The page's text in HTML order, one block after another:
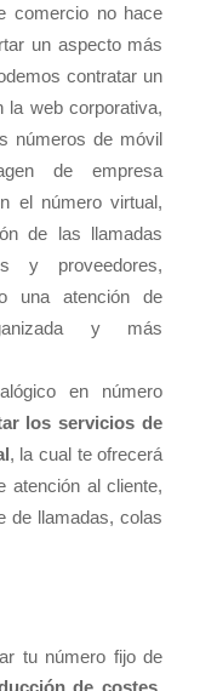
comercio no hace
un aspecto más
contratar un
la web corporativa,
números de móvil
de empresa
el número virtual,
de las llamadas
y proveedores,
una atención de
y más
en número
los servicios de
, la cual te ofrecerá
atención al cliente,
de llamadas, colas
tu número fijo de
de costes,